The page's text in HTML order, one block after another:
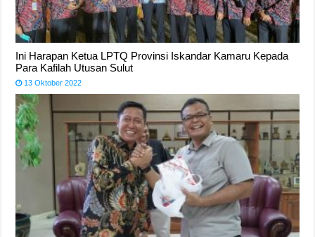
Ini Harapan Ketua LPTQ Provinsi Iskandar Kamaru Kepada
Para Kafilah Utusan Sulut
13 Oktober 2022